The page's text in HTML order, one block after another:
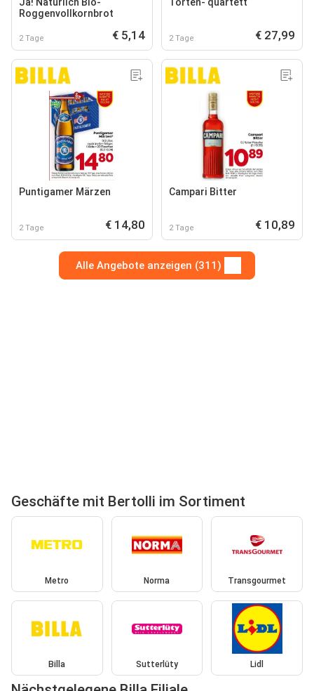
Roggenvollkornbrot
2 Tage € 5,14 2 Tage € 27,99
Puntigamer Märzen
2 Tage € 14,80
Campari Bitter
2 Tage € 10,89
Alle Angebote anzeigen (311)
Geschäfte mit Bertolli im Sortiment
Metro Norma Transgourmet
Billa Sutterlüty Lidl